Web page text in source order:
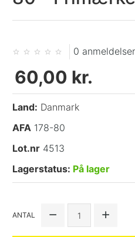
0 anmeldelser
60,00 kr.
Land: Danmark
AFA 178-80
Lot.nr 4513
Lagerstatus: På lager
ANTAL